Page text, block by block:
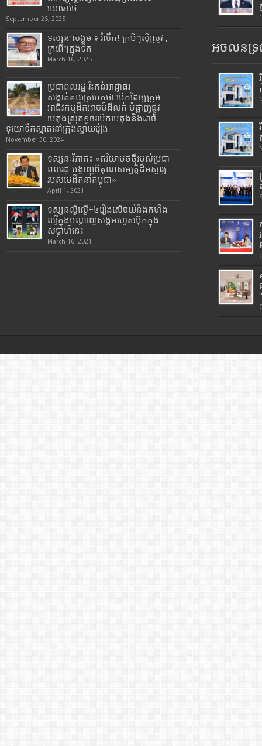
យោធាថៃ
September 25, 2025
ទស្សនៈសង្គម ៖ រំលឹក! ក្របីៗស៊ីស្រូវ ,
ក្រពើៗក្នុងទឹក
March 16, 2025
ប្រជាពលរដ្ឋ រិះគន់អាជ្ញាធរ
សង្កាត់គយត្របែកថា បើកដៃឲ្យក្រុម
អាជីវកម្មដឹកអាចម៍ដីលក់ បំផ្លាញផ្លូវ
បេតុងស្រុតខូចរបើកបេតុងនិងដាច់
ទុយោទឹកស្អាតនៅក្រុងស្វាយរៀង
November 30, 2024
ទស្សនៈវិភាគ៖ «ឥរិយាបថថ្មីរបស់ប្រជា
ពលរដ្ឋ បង្ហាញពីគុណសម្បត្តិដ៏អស្ចារ្យ
របស់មេដឹកនាំកម្ពុជា»
April 1, 2021
ទស្សនល្ងីល្ងើ÷៤រឿងសើចយំនិងកំហឹង
ល្បីក្នុងបណ្តាញសង្គមហ្វេសប៊ុកក្នុង
សប្តាហ៍នេះ
March 16, 2021
អចលនទ្រ